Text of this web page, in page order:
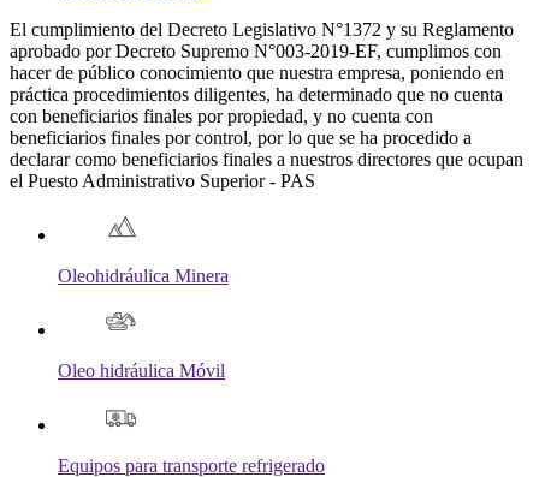
El cumplimiento del Decreto Legislativo N°1372 y su Reglamento
aprobado por Decreto Supremo N°003-2019-EF, cumplimos con
hacer de público conocimiento que nuestra empresa, poniendo en
práctica procedimientos diligentes, ha determinado que no cuenta
con beneficiarios finales por propiedad, y no cuenta con
beneficiarios finales por control, por lo que se ha procedido a
declarar como beneficiarios finales a nuestros directores que ocupan
el Puesto Administrativo Superior - PAS
Oleohidráulica Minera
Oleo hidráulica Móvil
Equipos para transporte refrigerado